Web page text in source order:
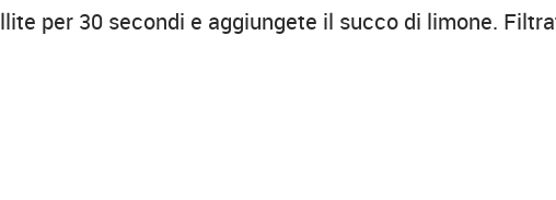
per 30 secondi e aggiungete il succo di limone.